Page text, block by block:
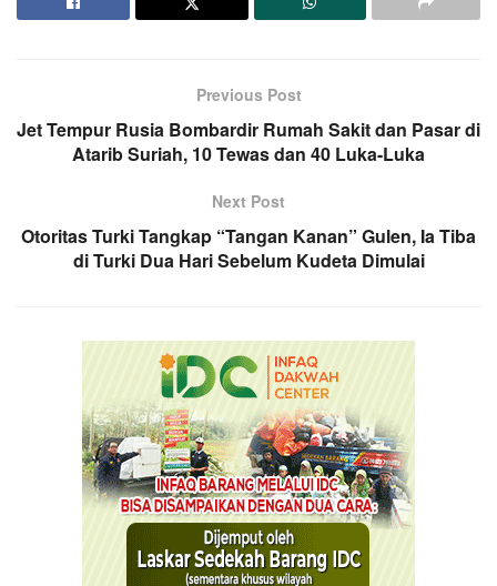
Previous Post
Jet Tempur Rusia Bombardir Rumah Sakit dan Pasar di
Atarib Suriah, 10 Tewas dan 40 Luka-Luka
Next Post
Otoritas Turki Tangkap “Tangan Kanan” Gulen, Ia Tiba
di Turki Dua Hari Sebelum Kudeta Dimulai